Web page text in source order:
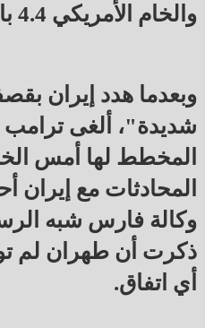
والخام الأمريكي 4.4 بالمئة.
وبعدما هدد إيران
شديدة"، ألغى
المخطط لها أمس
المحادثات مع إيران
وكالة فارس شبه
ذكرت أن طهران لم
أي اتفاق.